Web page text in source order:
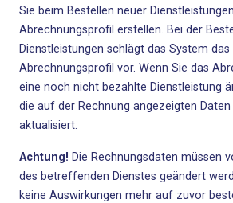
Sie beim Bestellen neuer
Abrechnungsprofil erstellen. Bei der
Dienstleistungen schlägt das System
Abrechnungsprofil vor. Wenn Sie das
eine noch nicht bezahlte Dienstleistung
die auf der Rechnung angezeigten
aktualisiert.
Achtung! Die Rechnungsdaten müssen
des betreffenden Dienstes geändert
keine Auswirkungen mehr auf zuvor